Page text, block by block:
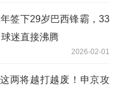
签下29岁巴西锋霸，33
迷直接沸腾
2026-02-01
两将越打越废！申京攻